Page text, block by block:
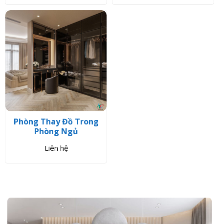
Phòng Thay Đồ Trong
Phòng Ngủ
Liên hệ